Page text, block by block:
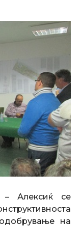
– Алексиќ се
на